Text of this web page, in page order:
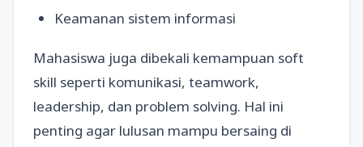
Keamanan sistem informasi
Mahasiswa juga dibekali kemampuan soft
skill seperti komunikasi, teamwork,
leadership, dan problem solving. Hal ini
penting agar lulusan mampu bersaing di